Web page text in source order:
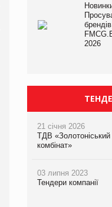
брендів
2026
21 січня 2026
ТДВ
комбінат»
03 липня 2023
Тендери компанії